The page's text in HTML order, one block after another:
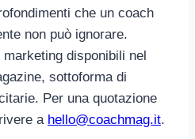
che un coach
non può ignorare.
disponibili nel
sottoforma di
Per una quotazione
a hello@coachmag.it.